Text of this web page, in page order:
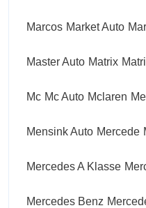
Marcos Market Auto
Master Auto Matrix
Mc Mc Auto Mclaren
Mensink Auto Mercede
Mercedes A Klasse
Mercedes Benz